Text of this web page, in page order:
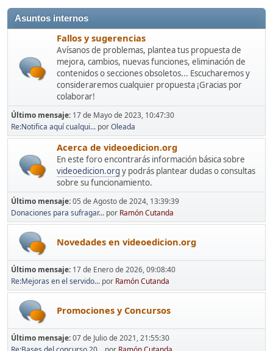
Asuntos internos
Fallos y sugerencias
Avísanos de problemas, plantea tus propuesta de
mejora, cambios, nuevas funciones, eliminación de
contenidos o secciones obsoletos... Escucharemos y
consideraremos cualquier propuesta ¡Gracias por
colaborar!
Último mensaje: 17 de Mayo de 2023, 10:47:30
Re:Notifica aquí cualqui... porOleada
Acerca de videoedicion.org
En este foro encontrarás información básica sobre
videoedicion.org y podrás plantear dudas o consultas
sobre su funcionamiento.
Último mensaje:05 de Agosto de 2024, 13:39:39
Donaciones para sufragar... por Ramón Cutanda
Novedades en videoedicion.org
Último mensaje: 17 de Enero de 2026, 09:08:40
Re:Mejoras en el servido... por Ramón Cutanda
Promociones y Concursos
Último mensaje:07 de Julio de 2021, 21:55:30